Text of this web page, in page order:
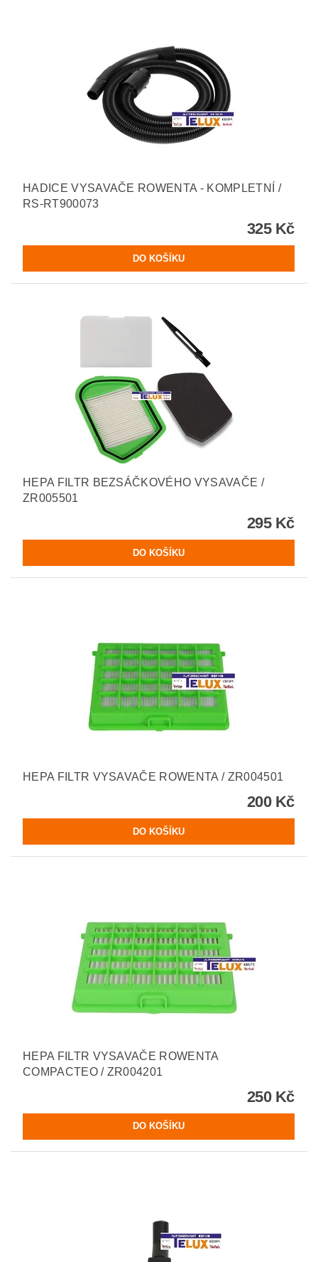
HADICE VYSAVAČE ROWENTA - KOMPLETNÍ /
RS-RT900073
325 Kč
HEPA FILTR BEZSÁČKOVÉHO VYSAVAČE /
ZR005501
295 Kč
HEPA FILTR VYSAVAČE ROWENTA / ZR004501
200 Kč
HEPA FILTR VYSAVAČE ROWENTA
COMPACTEO / ZR004201
250 Kč